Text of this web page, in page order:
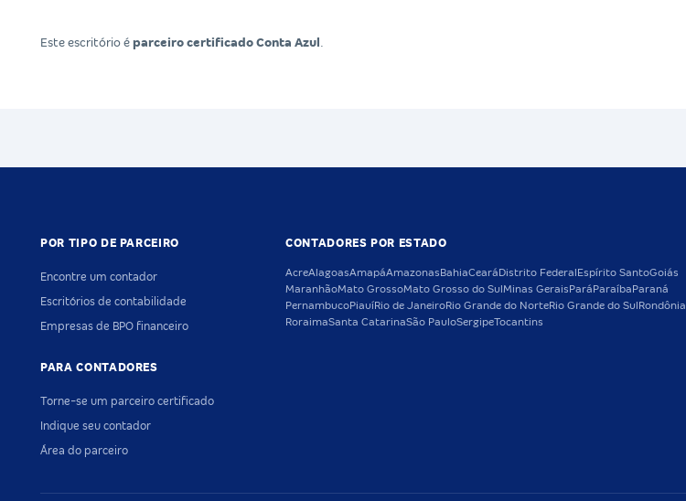
Este escritório é parceiro certificado Conta Azul .
POR TIPO DE PARCEIRO
Encontre um contador
Escritórios de contabilidade
Empresas de BPO financeiro
PARA CONTADORES
Torne-se um parceiro certificado
Indique seu contador
Área do parceiro
CONTADORES POR ESTADO
AcreAlagoasAmapáAmazonasBahiaCearáDistrito FederalEspírito SantoGoiás
MaranhãoMato GrossoMato Grosso do SulMinas GeraisParáParaíbaParaná
PernambucoPiauíRio de JaneiroRio Grande do NorteRio Grande do SulRondônia
RoraimaSanta CatarinaSão PauloSergipeTocantins